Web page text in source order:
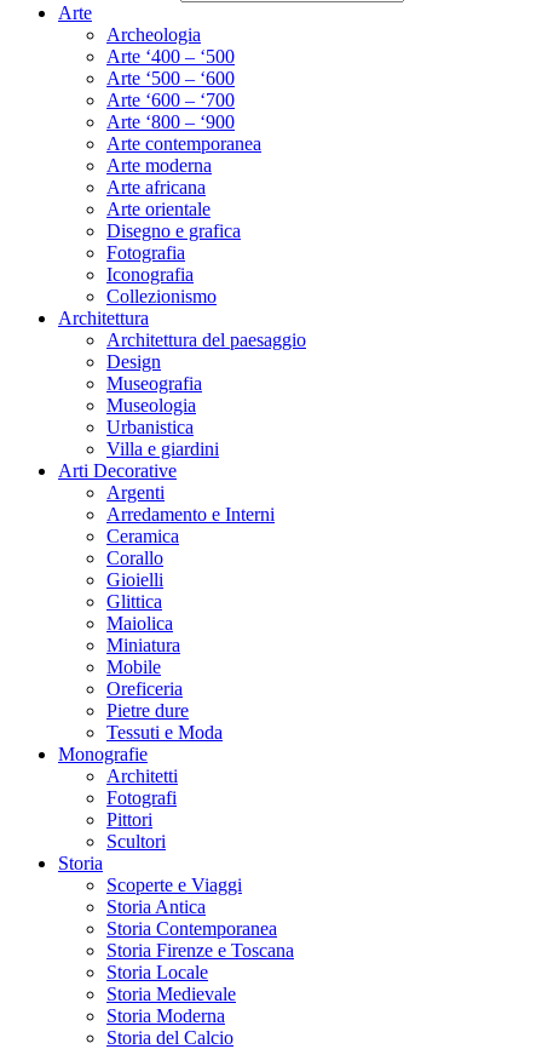
Arte
Archeologia
Arte ‘400 – ‘500
Arte ‘500 – ‘600
Arte ‘600 – ‘700
Arte ‘800 – ‘900
Arte contemporanea
Arte moderna
Arte africana
Arte orientale
Disegno e grafica
Fotografia
Iconografia
Collezionismo
Architettura
Architettura del paesaggio
Design
Museografia
Museologia
Urbanistica
Villa e giardini
Arti Decorative
Argenti
Arredamento e Interni
Ceramica
Corallo
Gioielli
Glittica
Maiolica
Miniatura
Mobile
Oreficeria
Pietre dure
Tessuti e Moda
Monografie
Architetti
Fotografi
Pittori
Scultori
Storia
Scoperte e Viaggi
Storia Antica
Storia Contemporanea
Storia Firenze e Toscana
Storia Locale
Storia Medievale
Storia Moderna
Storia del Calcio